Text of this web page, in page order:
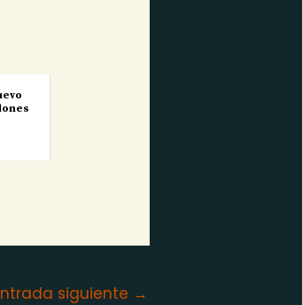
siguiente →